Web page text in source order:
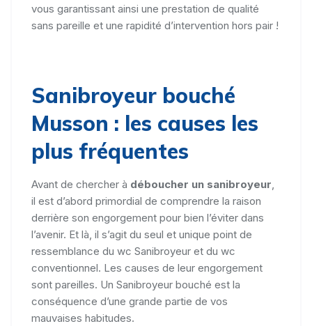
vous garantissant ainsi une prestation de qualité
sans pareille et une rapidité d’intervention hors pair !
Sanibroyeur bouché
Musson : les causes les
plus fréquentes
Avant de chercher à déboucher un sanibroyeur
il est d’abord primordial de comprendre la raison
derrière son engorgement pour bien l’éviter dans
l’avenir. Et là, il s’agit du seul et unique point de
ressemblance du wc Sanibroyeur et du wc
conventionnel. Les causes de leur engorgement
sont pareilles. Un Sanibroyeur bouché est la
conséquence d’une grande partie de vos
mauvaises habitudes.